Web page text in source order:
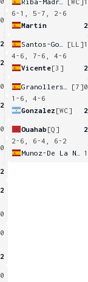
0
2
2
0
2
0
0
2
2
0
0
2
0
[WC]1
6-1, 5-7, 2-6
Martin
2
[LL]1
4-6, 7-6, 4-6
Vicente[3] 2
[7]0
1-6, 4-6
Gonzalez [WC] 2
Ouahab [Q]
2
2-6, 6-4, 6-2
1